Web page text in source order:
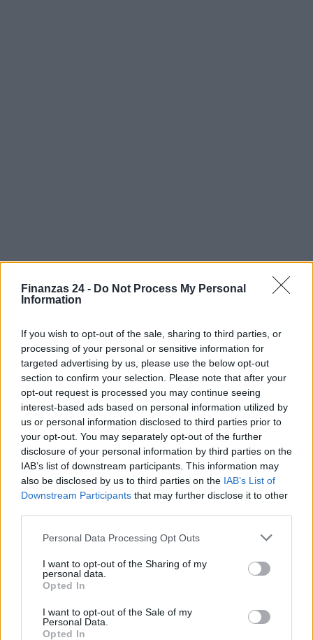
Finanzas 24 - Do Not Process My Personal
Information
If you wish to opt-out of the sale, sharing to third parties, or
processing of your personal or sensitive information for
targeted advertising by us, please use the below opt-out
section to confirm your selection. Please note that after your
opt-out request is processed you may continue seeing
interest-based ads based on personal information utilized by
us or personal information disclosed to third parties prior to
your opt-out. You may separately opt-out of the further
disclosure of your personal information by third parties on the
IAB’s list of downstream participants. This information may
also be disclosed by us to third parties on the IAB’s List of
Downstream Participants that may further disclose it to other
Please note that this website/app uses one or more Google
not limited to your visit or usage behaviour. You may click to
grant or deny consent to Google and its third-party tags to
use your data for below specified purposes in below Google
consent section.
Personal Data Processing Opt Outs
I want to opt-out of the Sharing of my
personal data.
Opted In
I want to opt-out of the Sale of my
Personal Data.
Opted In
Sigue leyendo
NEWS
Lucía Herrera · 6 Ago 2026
NEWS